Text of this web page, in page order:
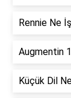
Rennie Ne
Augmentin
Küçük Dil